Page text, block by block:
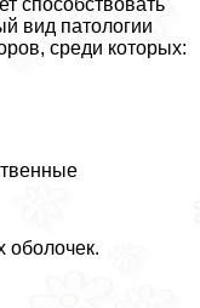
способствовать
вид патологии
среди которых:
оболочек.